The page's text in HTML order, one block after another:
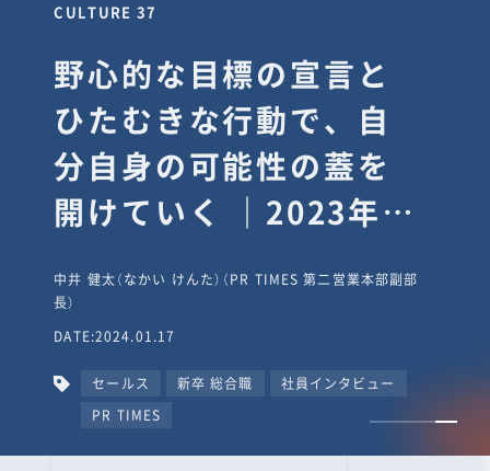
CULTURE 37
野心的な目標の宣言と
ひたむきな行動で、自
分自身の可能性の蓋を
開けていく ｜2023年度
タビュー #PR
TIMESな人たち
中井 健太（なかい けんた）（PR TIMES 第二営業本部副部
長）
DATE:2024.01.17
セールス 新卒 総合職
社員インタビュー
PR TIMES